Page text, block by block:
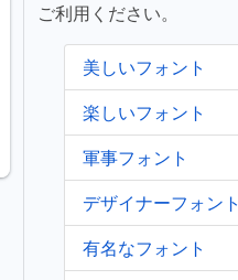
ご利用ください。
美しいフォント
楽しいフォント
軍事フォント
デザイナーフォント
有名なフォント